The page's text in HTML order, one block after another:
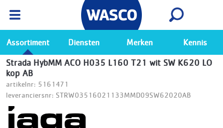
Ga naar de Wasco app
Bekijk
Assortiment Diensten Merken Kennis
Strada HybMM ACO H035 L160 T21 wit SW K620 LO
kop AB
artikelnr: 5161471
leveranciersnr: STRW03516021133MMD09SW62020AB